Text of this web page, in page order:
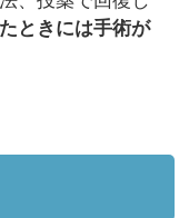
ときには手術が